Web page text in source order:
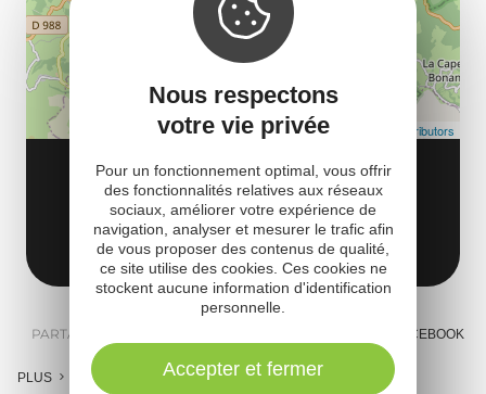
AIR GLOBE
12130 Sainte-Eulalie-d'Olt
Obtenir l'itinéraire
Leaflet| Map data ©OpenStreetMap contributors
PARTAGER : FACEBOOK
PLUS
Nous respectons
votre vie privée
Pour un fonctionnement optimal, vous offrir
des fonctionnalités relatives aux réseaux
sociaux, améliorer votre expérience de
navigation, analyser et mesurer le trafic afin
de vous proposer des contenus de qualité,
ce site utilise des cookies. Ces cookies ne
stockent aucune information d'identification
personnelle.
Accepter et fermer